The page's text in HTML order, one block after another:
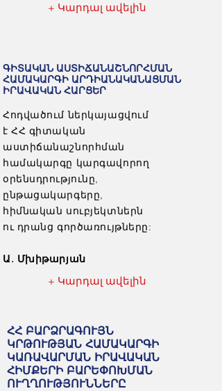
+ Կարդալ ավելին
ԳԻՏԱԿԱՆ ԱՍՏԻՃԱՆԱՇՆՈՐՀՄԱՆ
ՀԱՄԱԿԱՐԳԻ ԱՐԴԻԱՆԱԿԱՆԱՑՄԱՆ
ԻՐԱՎԱԿԱՆ ՀԱՐՑԵՐ
Հոդվածում ներկայացվում
է ՀՀ գիտական
աստիճանաշնորհման
համակարգը կարգավորող
օրենսդրությունը,
ընթացակարգերը,
հիմնական սուբյեկտներն
ու դրանց գործառույթները:
Ա. Մխիթարյան
+ Կարդալ ավելին
ՀՀ ԲԱՐՁՐԱԳՈՒՅՆ
ԿՐԹՈՒԹՅԱՆ ՀԱՄԱԿԱՐԳԻ
ԿԱՌԱՎԱՐՄԱՆ ԻՐԱՎԱԿԱՆ
ՀԻՄՔԵՐԻ ԲԱՐԵՓՈԽՄԱՆ
ՈՒՂՂՈՒԹՅՈՒՆՆԵՐԸ